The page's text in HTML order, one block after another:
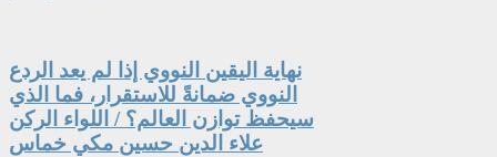
نهاية اليقين النووي إذا لم يعد الردع
النووي ضمانةً للاستقرار، فما الذي
سيحفظ توازن العالم؟ / اللواء الركن
علاء الدين حسين مكي خماس